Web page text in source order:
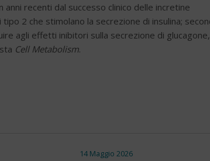
recenti dal successo clinico delle incretine
2 che stimolano la secrezione di insulina;
agli effetti inibitori sulla secrezione di glucagone,
Cell Metabolism.
14 Maggio 2026